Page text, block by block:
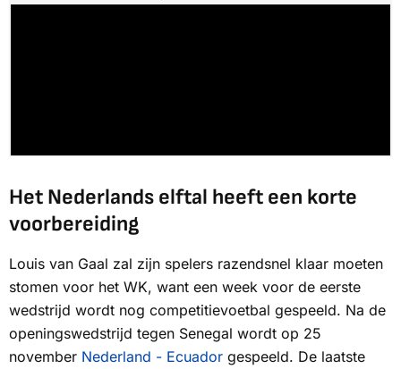
Het Nederlands elftal heeft een korte
voorbereiding
Louis van Gaal zal zijn spelers razendsnel klaar moeten
stomen voor het WK, want een week voor de eerste
wedstrijd wordt nog competitievoetbal gespeeld. Na de
openingswedstrijd tegen Senegal wordt op 25
november Nederland - Ecuador gespeeld. De laatste